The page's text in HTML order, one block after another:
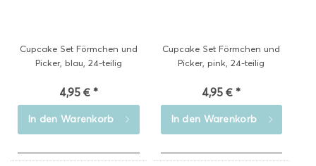
Cupcake Set Förmchen und
Picker, blau, 24-teilig
4,95 € *
In den Warenkorb
Cupcake Set Förmchen und
Picker, pink, 24-teilig
4,95 € *
In den Warenkorb